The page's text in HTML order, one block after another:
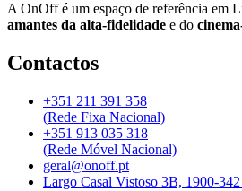
A OnOff é um espaço de referência em
amantes da alta-fidelidade e do
Contactos
+351 211 391 358
(Rede Fixa Nacional)
+351 913 035 318
(Rede Móvel Nacional)
geral@onoff.pt
Largo Casal Vistoso 3B, 1900-